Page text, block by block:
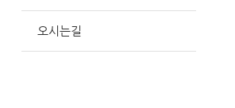
오시는길